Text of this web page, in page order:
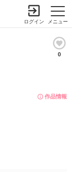
メニュー
ログイン
0
作品情報